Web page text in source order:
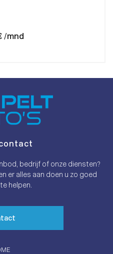
/mnd
bedrijf of onze diensten?
er alles aan doen u zo goed
helpen.